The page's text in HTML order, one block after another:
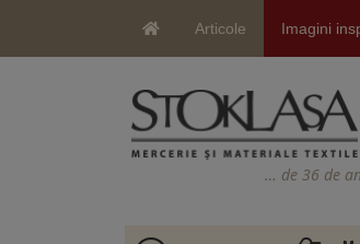
Articole Imagini
… de 36 de